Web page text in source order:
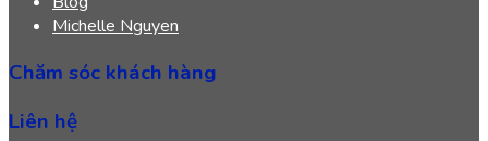
Michelle Nguyen
Chăm sóc khách hàng
Liên hệ